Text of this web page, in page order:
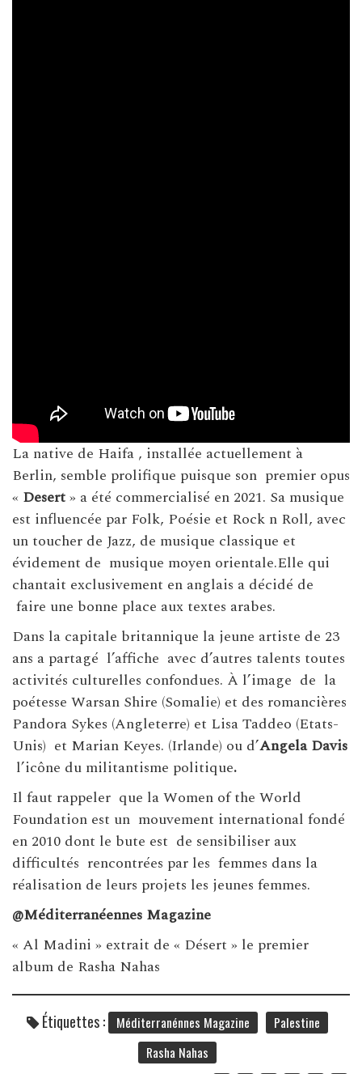
La native de Haifa , installée actuellement à
Berlin, semble prolifique puisque son premier opus
« Desert» a été commercialisé en 2021. Sa musique
est influencée par Folk, Poésie et Rock n Roll, avec
un toucher de Jazz, de musique classique et
évidement de musique moyen orientale.Elle qui
chantait exclusivement en anglais a décidé de
faire une bonne place aux textes arabes.
Dans la capitale britannique la jeune artiste de 23
ans a partagé l’affiche avec d’autres talents toutes
activités culturelles confondues. À l’image de la
poétesse Warsan Shire (Somalie) et des romancières
Pandora Sykes (Angleterre) et Lisa Taddeo (Etats-
Unis) et Marian Keyes. (Irlande) ou d’Angela Davis
l’icône du militantisme politique.
Il faut rappeler que la Women of the World
Foundation est un mouvement international fondé
en 2010 dont le bute est de sensibiliser aux
difficultés rencontrées par les femmes dans la
réalisation de leurs projets les jeunes femmes.
@Méditerranéennes Magazine
« Al Madini » extrait de « Désert » le premier
album de Rasha Nahas
Étiquettes : Méditerranénnes Magazine
Palestine
Rasha Nahas